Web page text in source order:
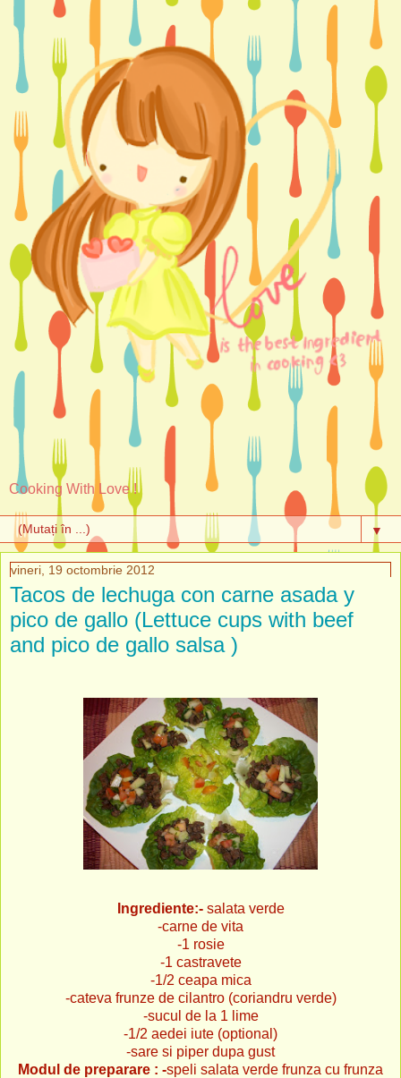
Cooking With Love !
▼
vineri, 19 octombrie 2012
Tacos de lechuga con carne asada y
pico de gallo (Lettuce cups with beef
and pico de gallo salsa )
Ingrediente:-salata verde
-carne de vita
-1 rosie
-1 castravete
-1/2 ceapa mica
-cateva frunze de cilantro (coriandru verde)
-sucul de la 1 lime
-1/2 aedei iute (optional)
-sare si piper dupa gust
Modul de preparare : -speli salata verde frunza cu frunza